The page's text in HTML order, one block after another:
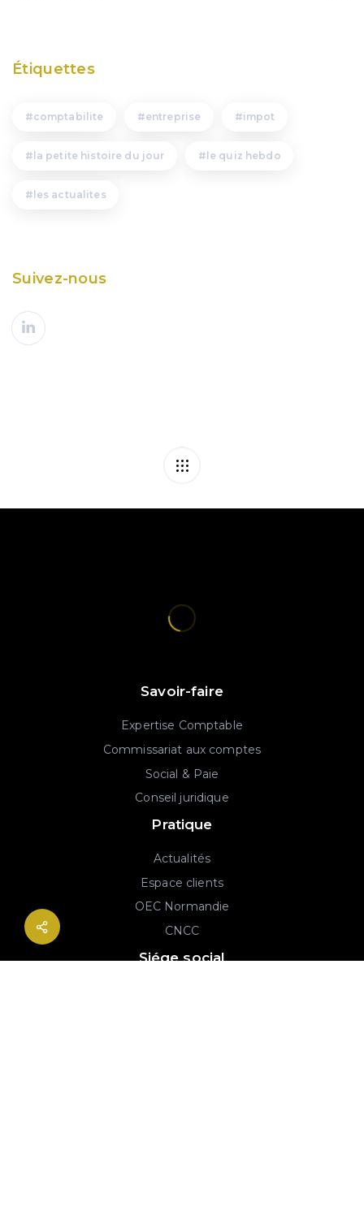
Étiquettes
comptabilite entreprise impot
la petite histoire du jour le quiz hebdo
les actualites
Suivez-nous
Savoir-faire
Expertise Comptable
Commissariat aux comptes
Social & Paie
Conseil juridique
Pratique
Actualités
Espace clients
OEC Normandie
CNCC
Siége social